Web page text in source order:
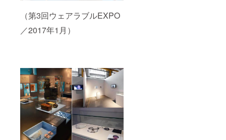
（第3回ウェアラブルEXPO
／2017年1月）